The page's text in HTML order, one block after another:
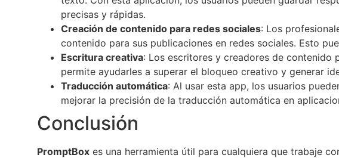
precisas y rápidas.
Creación de contenido para redes sociales: Los
contenido para sus publicaciones en redes sociales. Esto
Escritura creativa: Los escritores y creadores de contenido
permite ayudarles a superar el bloqueo creativo y generar
Traducción automática: Al usar esta app, los usuarios
mejorar la precisión de la traducción automática en
Conclusión
PromptBox es una herramienta útil para cualquiera que trabaje